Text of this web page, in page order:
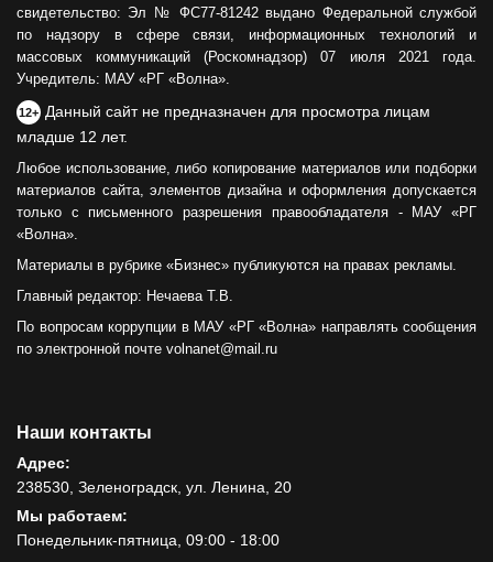
свидетельство: Эл № ФС77-81242 выдано Федеральной службой
по надзору в сфере связи, информационных технологий и
массовых коммуникаций (Роскомнадзор) 07 июля 2021 года.
Учредитель: МАУ «РГ «Волна».
12+ Данный сайт не предназначен для просмотра лицам
младше 12 лет.
Любое использование, либо копирование материалов или подборки
материалов сайта, элементов дизайна и оформления допускается
только с письменного разрешения правообладателя - МАУ «РГ
«Волна».
Материалы в рубрике «Бизнес» публикуются на правах рекламы.
Главный редактор: Нечаева Т.В.
По вопросам коррупции в МАУ «РГ «Волна» направлять сообщения
по электронной почте volnanet@mail.ru
Наши контакты
Адрес:
238530, Зеленоградск, ул. Ленина, 20
Мы работаем:
Понедельник-пятница, 09:00 - 18:00